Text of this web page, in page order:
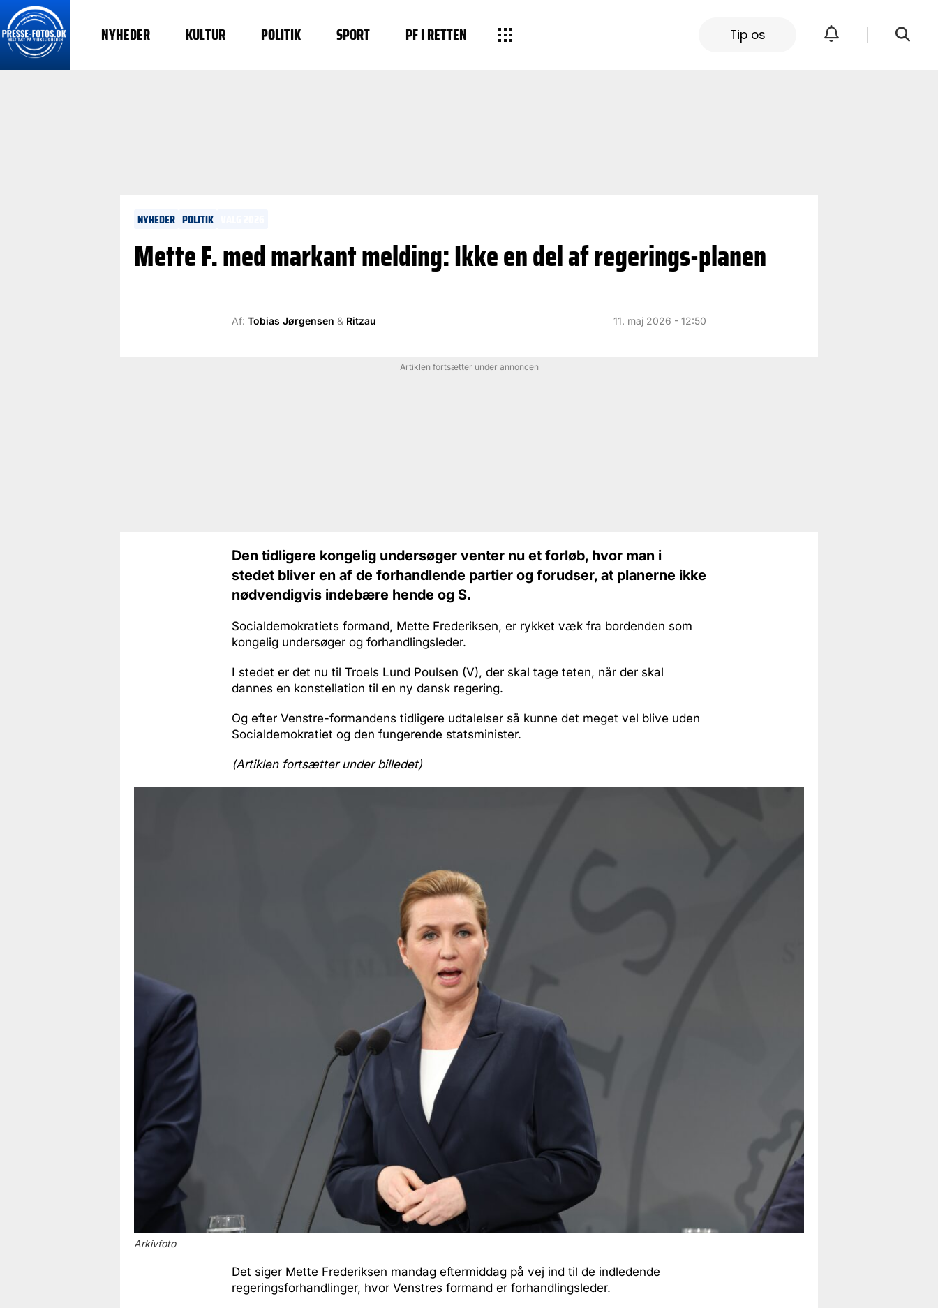
NYHEDER KULTUR POLITIK SPORT PF I RETTEN Tip os
NYHEDER POLITIK
Mette F. med markant melding: Ikke en del af regerings-planen
Af: Tobias Jørgensen & Ritzau 11. maj 2026 - 12:50
Artiklen fortsætter under annoncen
Den tidligere kongelig undersøger venter nu et forløb, hvor man i
stedet bliver en af de forhandlende partier og forudser, at planerne ikke
nødvendigvis indebære hende og S.
Socialdemokratiets formand, Mette Frederiksen, er rykket væk fra bordenden som
kongelig undersøger og forhandlingsleder.
I stedet er det nu til Troels Lund Poulsen (V), der skal tage teten, når der skal
dannes en konstellation til en ny dansk regering.
Og efter Venstre-formandens tidligere udtalelser så kunne det meget vel blive uden
Socialdemokratiet og den fungerende statsminister.
(Artiklen fortsætter under billedet)
Arkivfoto
Det siger Mette Frederiksen mandag eftermiddag på vej ind til de indledende
regeringsforhandlinger, hvor Venstres formand er forhandlingsleder.